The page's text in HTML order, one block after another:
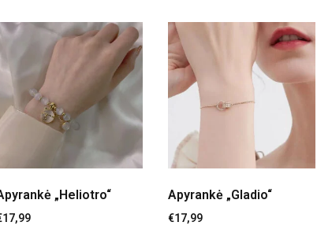
„Heliotro“
17,99
Apyrankė „Gladio“
€17,99